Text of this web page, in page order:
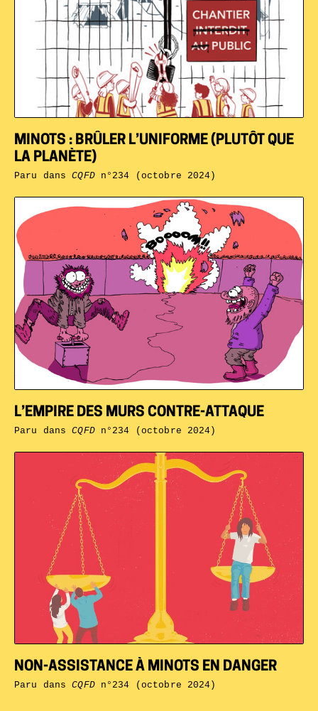
NON-ASSISTANCE À MINOTS EN DANGER
Paru dansCQFDn°234 (octobre 2024)
L’EMPIRE DES MURS CONTRE-ATTAQUE
Paru dansCQFDn°234 (octobre 2024)
MINOTS : BRÛLER L’UNIFORME (PLUTÔT QUE
LA PLANÈTE)
Paru dansCQFDn°234 (octobre 2024)